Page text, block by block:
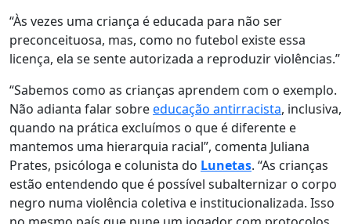
“Às vezes uma criança é educada para não ser
preconceituosa, mas, como no futebol existe essa
licença, ela se sente autorizada a reproduzir violências.”
“Sabemos como as crianças aprendem com o exemplo.
Não adianta falar sobreeducação antirracista, inclusiva,
quando na prática excluímos o que é diferente e
mantemos uma hierarquia racial”, comenta Juliana
Prates, psicóloga e colunista do Lunetas. “As crianças
estão entendendo que é possível subalternizar o corpo
negro numa violência coletiva e institucionalizada. Isso